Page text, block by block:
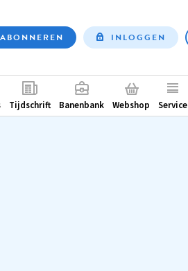
ABONNEREN INLOGGEN
Tijdschrift Banenbank Webshop Service